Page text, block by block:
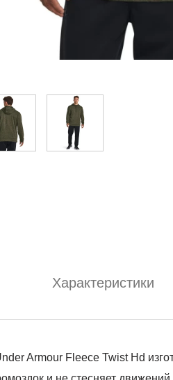
Характеристики
Armour Fleece Twist Hd